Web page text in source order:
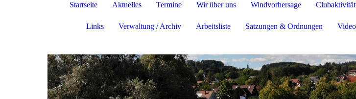
Startseite Aktuelles Termine Wir über uns Windvorhersage
Links Verwaltung / Archiv Arbeitsliste Satzungen & Ordnungen